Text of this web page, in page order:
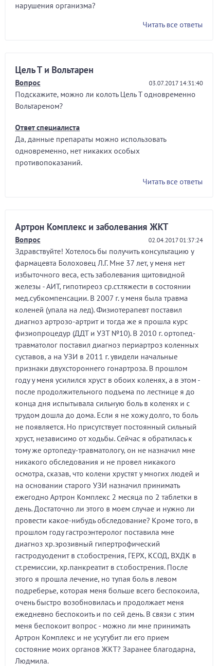
нарушения организма?
Читать все ответы
Цель Т и Вольтарен
Вопрос 03.07.2017 14:31:40
Подскажите, можно ли колоть Цель Т одновременно
Вольтареном?
Ответ специалиста
Да, данные препараты можно использовать
одновременно, нет никаких особых
противопоказаний.
Читать все ответы
Артрон Комплекс и заболевания ЖКТ
Вопрос 02.04.2017 01:37:24
Здравствуйте! Хотелось бы получить консультацию у
фармацевта Болоховец Л.Г. Мне 37 лет, у меня нет
избыточного веса, есть заболевания щитовидной
железы - АИТ, гипотиреоз ср.ст.тяжести в состоянии
мед.субкомпенсации. В 2007 г. у меня была травма
коленей (упала на лед). Физиотерапевт поставил
диагноз артрозо-артрит и тогда же я прошла курс
физиопроцедур (ДДТ и УЗТ №10). В 2010 г. ортопед-
травматолог поставил диагноз периартроз коленных
суставов, а на УЗИ в 2011 г. увидели начальные
признаки двухстороннего гонартроза. В прошлом
году у меня усилился хруст в обоих коленях, а в этом -
после продолжительного подъема по лестнице я до
конца дня испытывала сильную боль в коленях и с
трудом дошла до дома. Если я не хожу долго, то боль
не появляется. Но присутствует постоянный сильный
хруст, независимо от ходьбы. Сейчас я обратилась к
тому же ортопеду-травматологу, он не назначил мне
никакого обследования и не провел никакого
осмотра, сказав, что колени хрустят у многих людей и
на основании старого УЗИ назначил принимать
ежегодно Артрон Комплекс 2 месяца по 2 таблетки в
день. Достаточно ли этого в моем случае и нужно ли
провести какое-нибудь обследование? Кроме того, в
прошлом году гастроэнтеролог поставила мне
диагноз хр.эрозивный гипертрофический
гастродуоденит в ст.обострения, ГЕРХ, КСОД, ВХДК в
ст.ремиссии, хр.панкреатит в ст.обострения. После
этого я прошла лечение, но тупая боль в левом
подреберье, которая меня больше всего беспокоила,
очень быстро возобновилась и продолжает меня
ежедневно беспокоить и по сей день. В связи с этим
меня беспокоит вопрос - можно ли мне принимать
Артрон Комплекс и не усугубит ли его прием
состояние моих органов ЖКТ? Заранее благодарна,
Людмила.